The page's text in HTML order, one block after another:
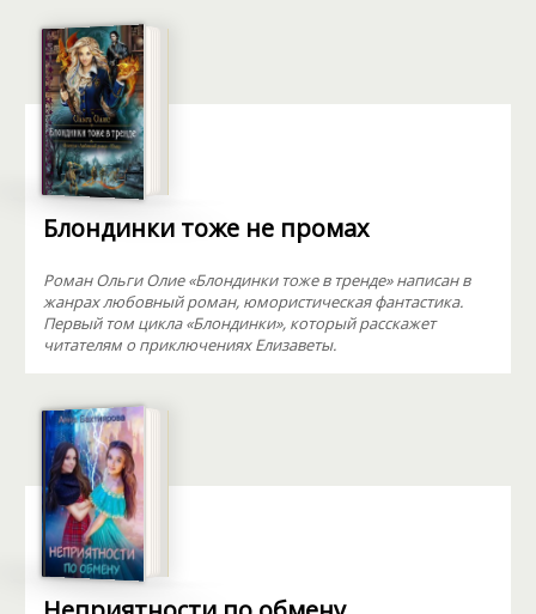
Блондинки тоже не промах
Роман Ольги Олие «Блондинки тоже в тренде» написан в
жанрах любовный роман, юмористическая фантастика.
Первый том цикла «Блондинки», который расскажет
читателям о приключениях Елизаветы.